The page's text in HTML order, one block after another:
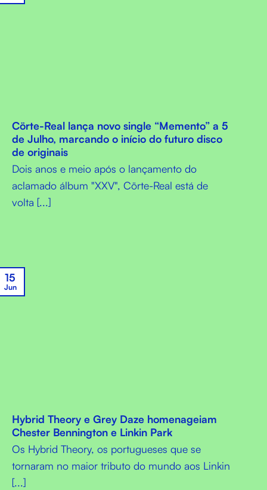
Cörte-Real lança novo single “Memento” a 5
de Julho, marcando o início do futuro disco
de originais
Dois anos e meio após o lançamento do
aclamado álbum "XXV", Cörte-Real está de
volta [...]
Hybrid Theory e Grey Daze homenageiam
Chester Bennington e Linkin Park
Os Hybrid Theory, os portugueses que se
tornaram no maior tributo do mundo aos Linkin
[...]
15
Jun